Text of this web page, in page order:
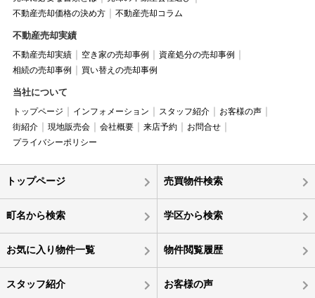
不動産売却価格の決め方
不動産売却コラム
不動産売却実績
不動産売却実績 空き家の売却事例
資産処分の売却事例
相続の売却事例
買い替えの売却事例
当社について
トップページ インフォメーション スタッフ紹介
お客様の声
街紹介
現地販売会 会社概要 来店予約
お問合せ
プライバシーポリシー
トップページ 売買物件検索
町名から検索 学区から検索
お気に入り物件一覧 物件閲覧履歴
スタッフ紹介 お客様の声